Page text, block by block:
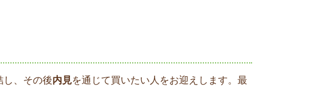
し、その後内見を通じて買いたい人をお迎えします。最